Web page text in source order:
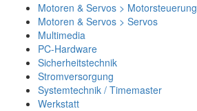
Motoren & Servos > Motorsteuerung
Motoren & Servos > Servos
Multimedia
PC-Hardware
Sicherheitstechnik
Stromversorgung
Systemtechnik / Timemaster
Werkstatt